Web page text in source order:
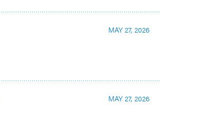
MAY 27, 2026
MAY 27, 2026